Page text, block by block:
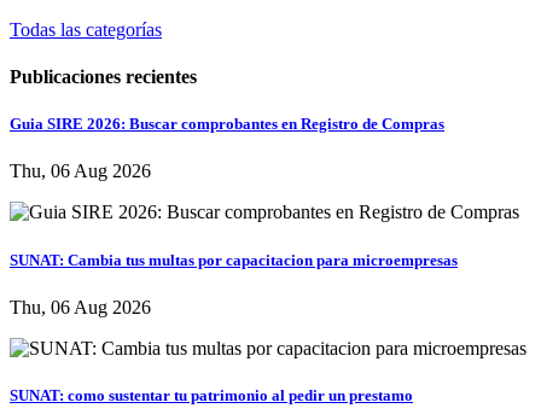
Todas las categorías
Publicaciones recientes
Guia SIRE 2026: Buscar comprobantes en Registro de Compras
Thu, 06 Aug 2026
SUNAT: Cambia tus multas por capacitacion para microempresas
Thu, 06 Aug 2026
SUNAT: como sustentar tu patrimonio al pedir un prestamo